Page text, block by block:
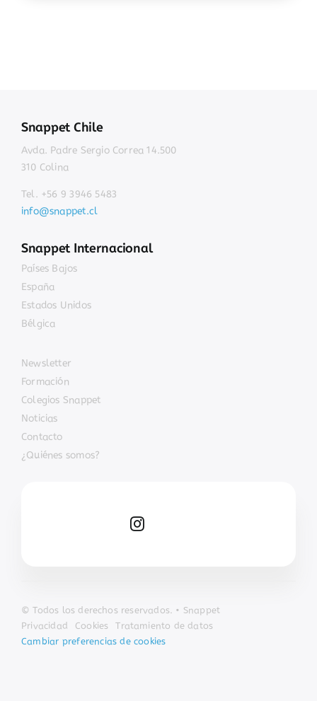
Snappet Chile
Avda. Padre Sergio Correa 14.500
310 Colina
Tel. +56 9 3946 5483
info@snappet.cl
Snappet Internacional
Países Bajos
España
Estados Unidos
Bélgica
Newsletter
Formación
Colegios Snappet
Noticias
Contacto
¿Quiénes somos?
© Todos los derechos reservados. • Snappet
Privacidad
Cookies Tratamiento de datos
Cambiar preferencias de cookies